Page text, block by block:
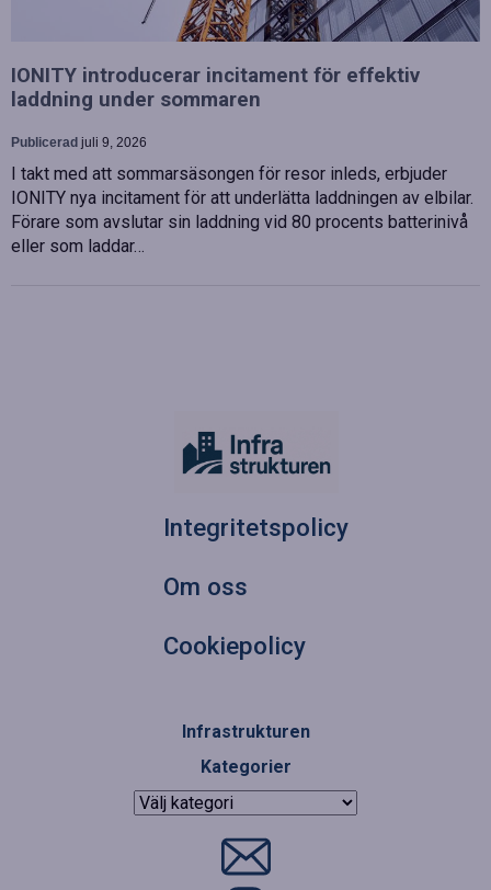
IONITY introducerar incitament för effektiv
laddning under sommaren
Publicerad juli 9, 2026
I takt med att sommarsäsongen för resor inleds, erbjuder
IONITY nya incitament för att underlätta laddningen av elbilar.
Förare som avslutar sin laddning vid 80 procents batterinivå
eller som laddar…
Integritetspolicy
Om oss
Cookiepolicy
Infrastrukturen
Kategorier
Kategorier